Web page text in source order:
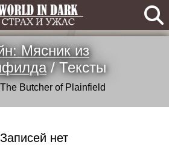
Мясник из
/ Тексты
Butcher of Plainfield
Записей нет